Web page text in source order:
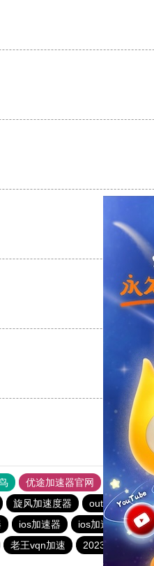
优途加速器官网 风驰加速
旋风加速度器 outline
ios加速器 ios加速器 安
老王vqn加速 2023免费加速